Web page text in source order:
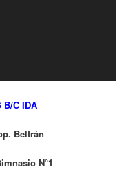
B/C IDA
Beltrán
N°1